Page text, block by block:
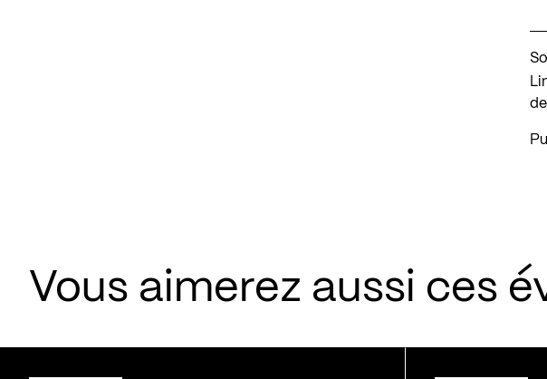
Vous aimerez aussi ces